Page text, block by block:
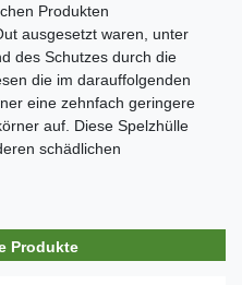
Produkten
ausgesetzt waren, unter
des Schutzes durch die
die im darauffolgenden
eine zehnfach geringere
auf. Diese Spelzhülle
schädlichen
Produkte